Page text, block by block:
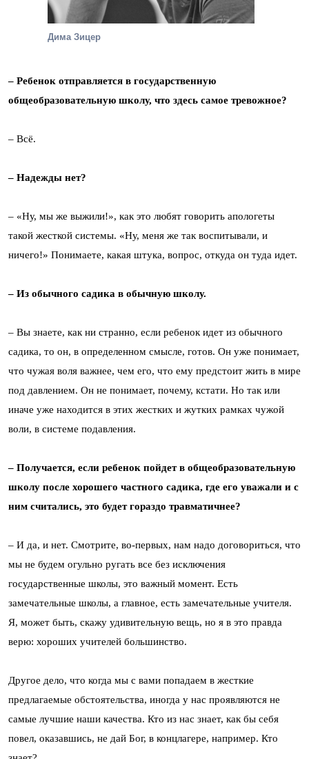
Дима Зицер
– Ребенок отправляется в государственную
общеобразовательную школу, что здесь самое тревожное?
– Всё.
– Надежды нет?
– «Ну, мы же выжили!», как это любят говорить апологеты
такой жесткой системы. «Ну, меня же так воспитывали, и
ничего!» Понимаете, какая штука, вопрос, откуда он туда идет.
– Из обычного садика в обычную школу.
– Вы знаете, как ни странно, если ребенок идет из обычного
садика, то он, в определенном смысле, готов. Он уже понимает,
что чужая воля важнее, чем его, что ему предстоит жить в мире
под давлением. Он не понимает, почему, кстати. Но так или
иначе уже находится в этих жестких и жутких рамках чужой
воли, в системе подавления.
– Получается, если ребенок пойдет в общеобразовательную
школу после хорошего частного садика, где его уважали и с
ним считались, это будет гораздо травматичнее?
– И да, и нет. Смотрите, во-первых, нам надо договориться, что
мы не будем огульно ругать все без исключения
государственные школы, это важный момент. Есть
замечательные школы, а главное, есть замечательные учителя.
Я, может быть, скажу удивительную вещь, но я в это правда
верю: хороших учителей большинство.
Другое дело, что когда мы с вами попадаем в жесткие
предлагаемые обстоятельства, иногда у нас проявляются не
самые лучшие наши качества. Кто из нас знает, как бы себя
повел, оказавшись, не дай Бог, в концлагере, например. Кто